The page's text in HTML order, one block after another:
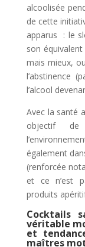
alcoolisée
de cette
apparus
: le
son
mais mieux,
l’abstinence
l’alcool dev
Avec la santé
objectif
également
(renforcée
et ce n’est
produits
Cocktails
véritable
et
maîtres